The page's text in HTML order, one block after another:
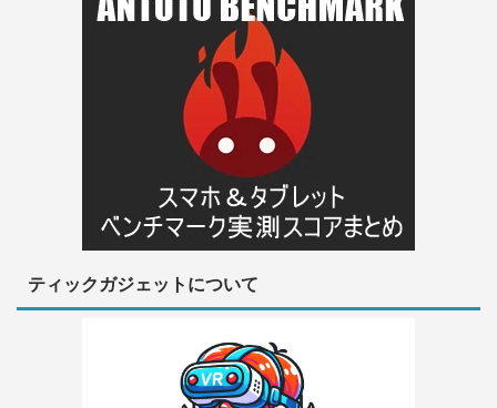
ティックガジェットについて